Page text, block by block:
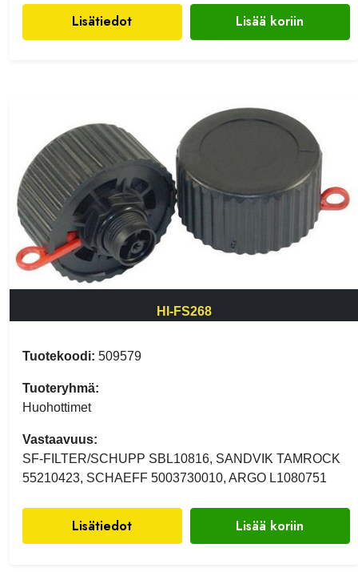
Lisätiedot Lisää koriin
HI-FS268
Tuotekoodi: 509579
Tuoteryhmä:
Huohottimet
Vastaavuus:
SF-FILTER/SCHUPP SBL10816, SANDVIK TAMROCK
55210423, SCHAEFF 5003730010, ARGO L1080751
Lisätiedot Lisää koriin